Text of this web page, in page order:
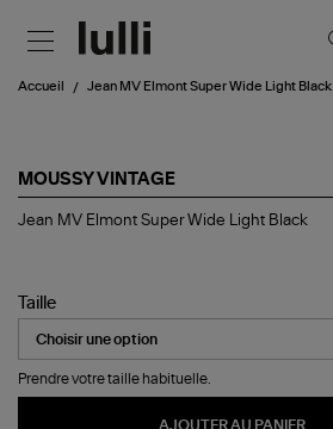
Accueil Jean MV Elmont Super Wide Light Black
MOUSSY VINTAGE
Jean
Wide
Light
Black
Jean MV Elmont Super Wide Light Black
Taille
Prendre votre taille habituelle.
AJOUTER AU PANIER